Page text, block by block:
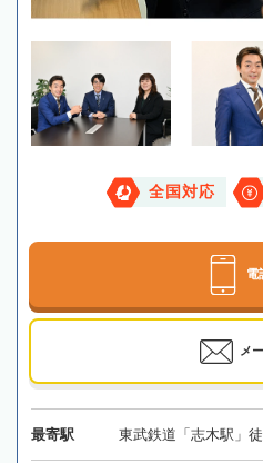
全国対応
電
メ
最寄駅 東武鉄道「志木駅」